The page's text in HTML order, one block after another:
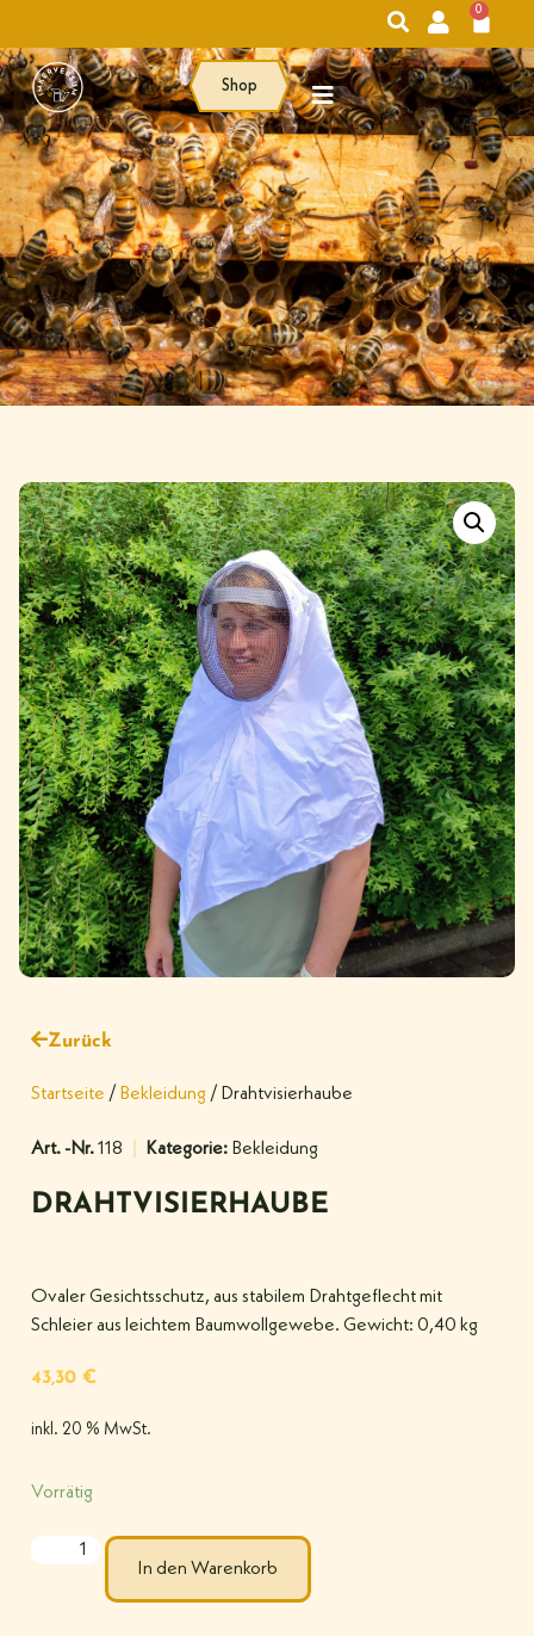
0
Shop
Zurück
Startseite / Bekleidung / Drahtvisierhaube
Art. -Nr.118 Kategorie: Bekleidung
DRAHTVISIERHAUBE
Ovaler Gesichtsschutz, aus stabilem Drahtgeflecht mit
Schleier aus leichtem Baumwollgewebe. Gewicht: 0,40 kg
43,30 €
inkl. 20 % MwSt.
Vorrätig
In den Warenkorb